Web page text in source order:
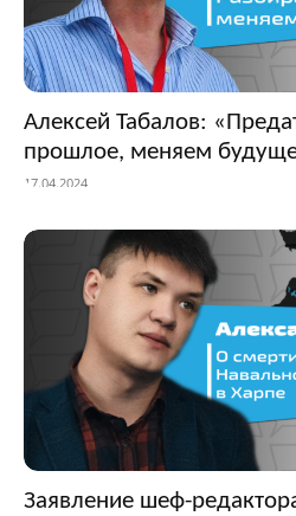
Алексей Табалов:
прошлое, меняем
17.04.2024
Заявление шеф-